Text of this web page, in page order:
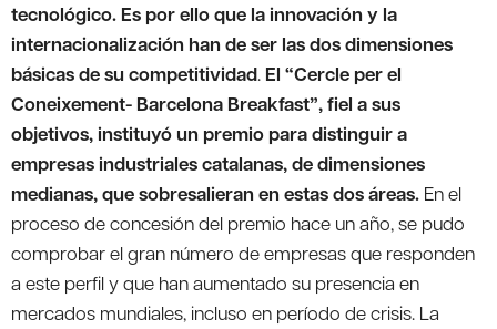
tecnológico. Es por ello que la innovación y la
internacionalización han de ser las dos dimensiones
básicas de su competitividad. El “Cercle per el
Coneixement- Barcelona Breakfast”, fiel a sus
objetivos, instituyó un premio para distinguir a
empresas industriales catalanas, de dimensiones
medianas, que sobresalieran en estas dos áreas. En el
proceso de concesión del premio hace un año, se pudo
comprobar el gran número de empresas que responden
a este perfil y que han aumentado su presencia en
mercados mundiales, incluso en período de crisis. La